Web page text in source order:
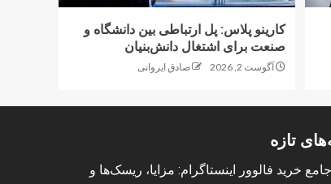
کارینو پلاس: پل ارتباطی بین دانشگاه و
صنعت برای اشتغال دانش‌بنیان
آگوست 2, 2026 صادق ایروانی
تازه
خرید فالوور اینستاگرام: مزایا، ریسک‌ها و